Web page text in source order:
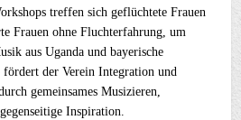
treffen sich geflüchtete Frauen
Frauen ohne Fluchterfahrung, um
aus Uganda und bayerische
der Verein Integration und
gemeinsames Musizieren,
Inspiration.